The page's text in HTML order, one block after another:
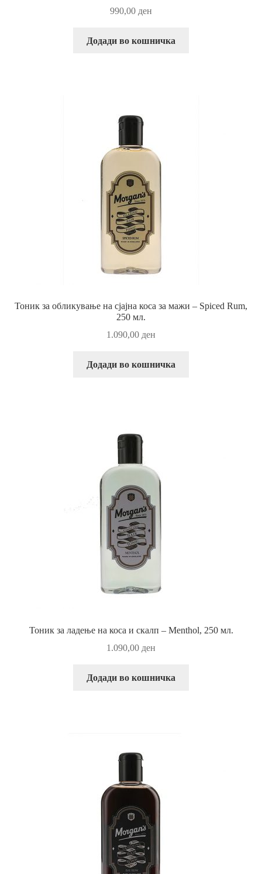
990,00 ден
Додади во кошничка
Тоник за обликување на сјајна коса за мажи – Spiced Rum,
250 мл.
1.090,00 ден
Додади во кошничка
Тоник за ладење на коса и скалп – Menthol, 250 мл.
1.090,00 ден
Додади во кошничка